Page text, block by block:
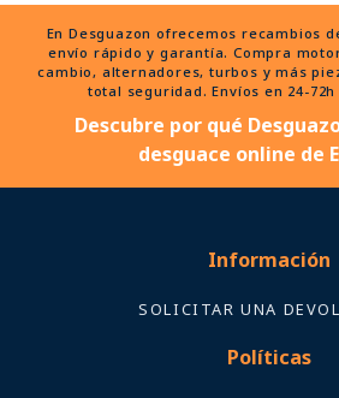
envío rápido y garantía. Compra
cambio, alternadores, turbos y más
total seguridad. Envíos en 24-
Descubre por qué
desguace online de
SOLICITAR UNA
Políticas